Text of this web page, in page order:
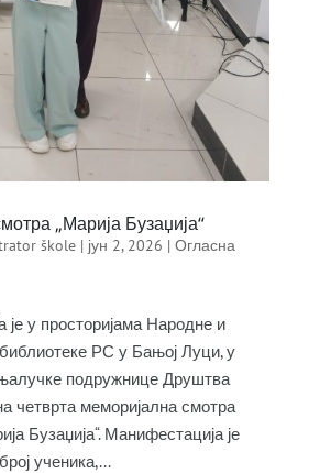
„Марија Бузаџија“
škole| јун 2, 2026 | Огласна
је у просторијама Народне и
РС у Бањој Луци, у
подружнице Друштва
четврта меморијална смотра
Бузаџија“. Манифестација је
ученика,...